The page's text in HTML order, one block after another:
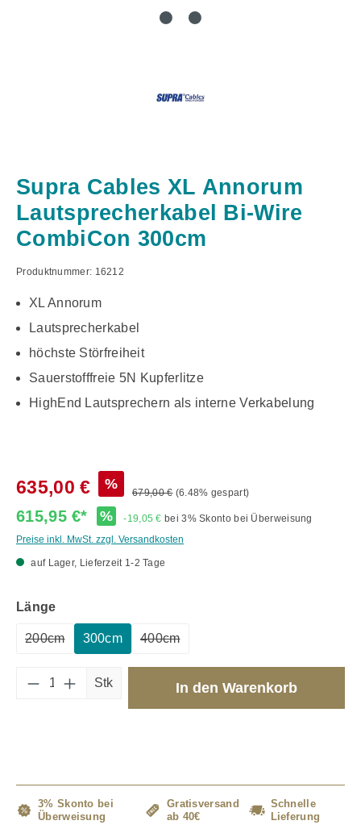
Supra Cables XL Annorum
Lautsprecherkabel Bi-Wire
CombiCon 300cm
Produktnummer: 16212
XL Annorum
Lautsprecherkabel
höchste Störfreiheit
Sauerstofffreie 5N Kupferlitze
HighEnd Lautsprechern als interne Verkabelung
635,00 € %
679,00 € (6.48% gespart)
615,95 €* % -19,05 € bei 3% Skonto bei Überweisung
Preise inkl. MwSt. zzgl. Versandkosten
auf Lager, Lieferzeit 1-2 Tage
Längeauswählen
200cm 300cm 400cm
Produkt Anzahl: Gib den gewünschten
Stk In den Warenkorb
3% Skonto bei
Überweisung
Gratisversand
ab 40€
Schnelle
Lieferung